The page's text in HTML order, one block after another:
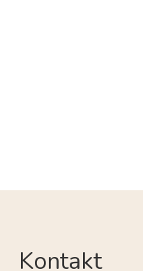
Kontakt